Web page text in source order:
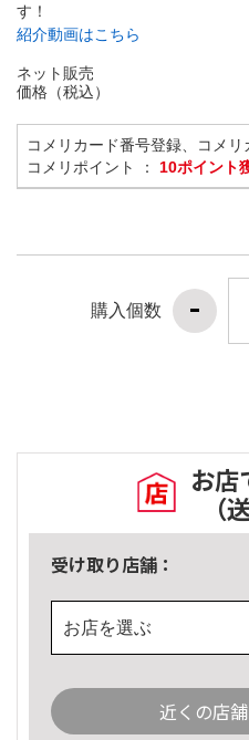
す！
紹介動画はこちら
ネット販売
価格（税込）
コメリカード番号登録、コメ
コメリポイント ： 10ポイント
購入個数
お店
（
受け取り店舗：
お店を選ぶ
近くの店